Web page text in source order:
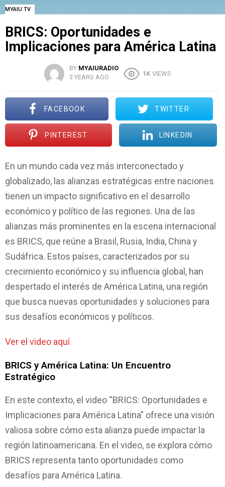
MYAIU TV
BRICS: Oportunidades e
Implicaciones para América Latina
BY MYAIURADIO
3 YEARS AGO
1K VIEWS
FACEBOOK TWITTER
PINTEREST LINKEDIN
En un mundo cada vez más interconectado y
globalizado, las alianzas estratégicas entre naciones
tienen un impacto significativo en el desarrollo
económico y político de las regiones. Una de las
alianzas más prominentes en la escena internacional
es BRICS, que reúne a Brasil, Rusia, India, China y
Sudáfrica. Estos países, caracterizados por su
crecimiento económico y su influencia global, han
despertado el interés de América Latina, una región
que busca nuevas oportunidades y soluciones para
sus desafíos económicos y políticos.
Ver el video aquí
BRICS y América Latina: Un Encuentro
Estratégico
En este contexto, el video “BRICS: Oportunidades e
Implicaciones para América Latina” ofrece una visión
valiosa sobre cómo esta alianza puede impactar la
región latinoamericana. En el video, se explora cómo
BRICS representa tanto oportunidades como
desafíos para América Latina.